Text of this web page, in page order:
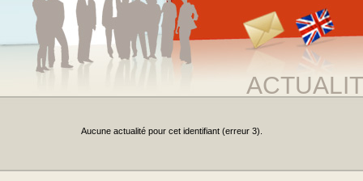
Aucune actualité pour cet identifiant (erreur 3).